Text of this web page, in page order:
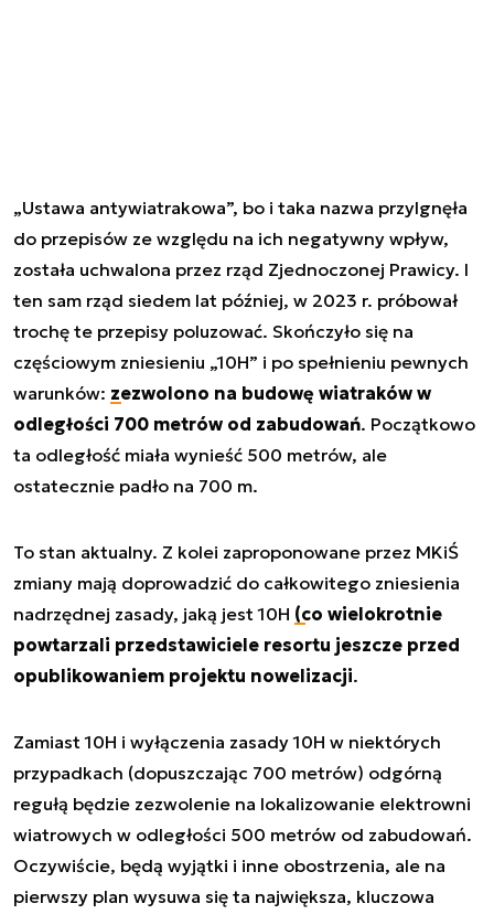
„Ustawa antywiatrakowa”, bo i taka nazwa przylgnęła
do przepisów ze względu na ich negatywny wpływ,
została uchwalona przez rząd Zjednoczonej Prawicy. I
ten sam rząd siedem lat później, w 2023 r. próbował
trochę te przepisy poluzować. Skończyło się na
częściowym zniesieniu „10H” i po spełnieniu pewnych
warunków: zezwolono na budowę wiatraków w
odległości 700 metrów od zabudowań. Początkowo
ta odległość miała wynieść 500 metrów, ale
ostatecznie padło na 700 m.
To stan aktualny. Z kolei zaproponowane przez MKiŚ
zmiany mają doprowadzić do całkowitego zniesienia
nadrzędnej zasady, jaką jest 10H (co wielokrotnie
powtarzali przedstawiciele resortu jeszcze przed
opublikowaniem projektu nowelizacji.
Zamiast 10H i wyłączenia zasady 10H w niektórych
przypadkach (dopuszczając 700 metrów) odgórną
regułą będzie zezwolenie na lokalizowanie elektrowni
wiatrowych w odległości 500 metrów od zabudowań.
Oczywiście, będą wyjątki i inne obostrzenia, ale na
pierwszy plan wysuwa się ta największa, kluczowa